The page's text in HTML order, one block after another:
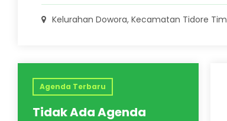
Kelurahan Dowora, Kecamatan Tidore
Agenda Terbaru
Tidak Ada Agenda